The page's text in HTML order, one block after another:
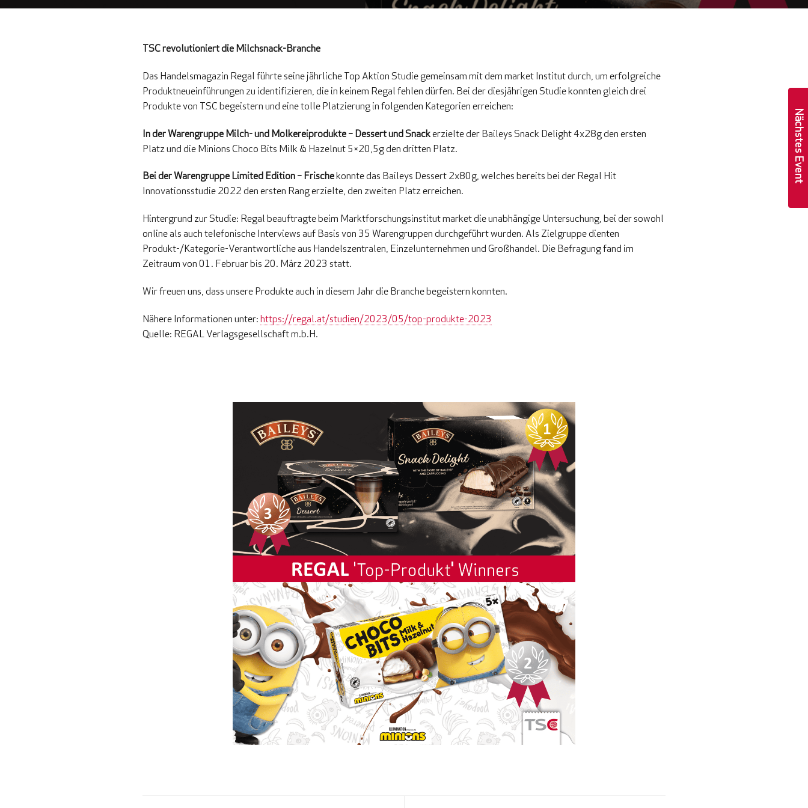
TSC revolutioniert die Milchsnack-Branche
Das Handelsmagazin Regal führte seine jährliche Top Aktion Studie gemeinsam mit dem market Institut durch, um erfolgreiche
Produktneueinführungen zu identifizieren, die in keinem Regal fehlen dürfen. Bei der diesjährigen Studie konnten gleich drei
Produkte von TSC begeistern und eine tolle Platzierung in folgenden Kategorien erreichen:
In der Warengruppe Milch- und Molkereiprodukte – Dessert und Snackerzielte der Baileys Snack Delight 4x28g den ersten
Platz und die Minions Choco Bits Milk & Hazelnut 5×20,5g den dritten Platz.
Bei der Warengruppe Limited Edition – Frischekonnte das Baileys Dessert 2x80g, welches bereits bei der Regal Hit
Innovationsstudie 2022 den ersten Rang erzielte, den zweiten Platz erreichen.
Hintergrund zur Studie: Regal beauftragte beim Marktforschungsinstitut market die unabhängige Untersuchung, bei der sowohl
online als auch telefonische Interviews auf Basis von 35 Warengruppen durchgeführt wurden. Als Zielgruppe dienten
Produkt-/Kategorie-Verantwortliche aus Handelszentralen, Einzelunternehmen und Großhandel. Die Befragung fand im
Zeitraum von 01. Februar bis 20. März 2023 statt.
Wir freuen uns, dass unsere Produkte auch in diesem Jahr die Branche begeistern konnten.
Nähere Informationen unter: https://regal.at/studien/2023/05/top-produkte-2023
Quelle: REGAL Verlagsgesellschaft m.b.H.
Nächstes Event